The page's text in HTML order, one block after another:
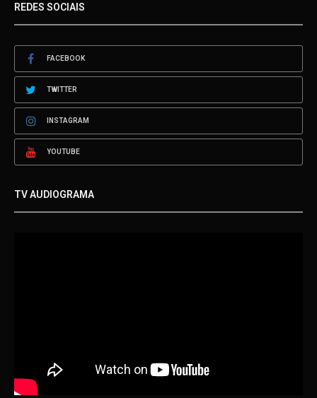
REDES SOCIAIS
FACEBOOK
TWITTER
INSTAGRAM
YOUTUBE
TV AUDIOGRAMA